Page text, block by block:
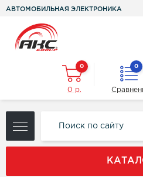
АВТОМОБИЛЬНАЯ ЭЛЕКТРОНИКА
0
0 р.
0